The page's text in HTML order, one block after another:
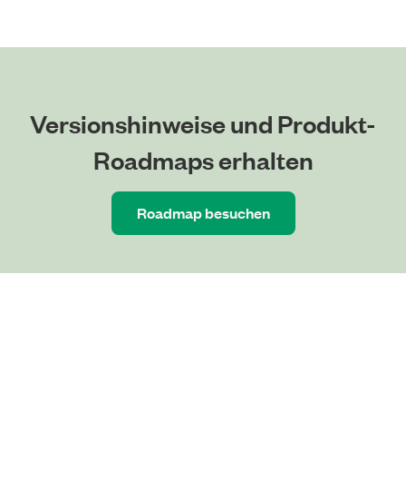
Versionshinweise und Produkt-
Roadmaps erhalten
Roadmap besuchen